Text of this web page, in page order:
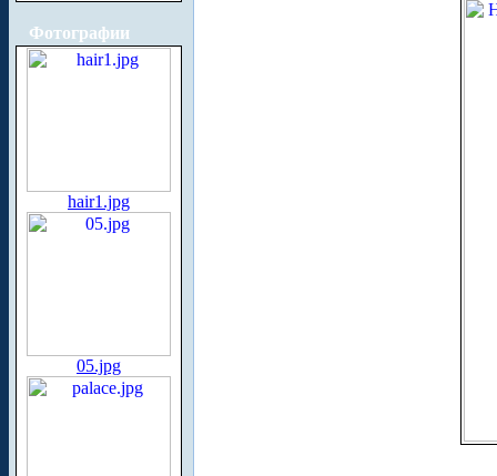
Фотографии
hair1.jpg
05.jpg